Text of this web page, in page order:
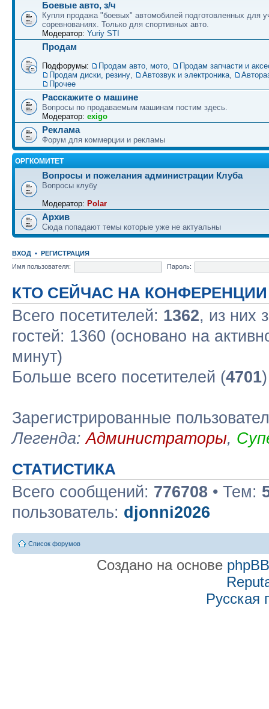
Боевые авто, з/ч
Купля продажа "боевых" автомобилей подготовленных для
соревнованиях. Только для спортивных авто.
Модератор: Yuriy STI
Продам
Подфорумы: Продам авто, мото,
Продам запчасти и
Продам диски, резину, Автозвук и электроника,
Прочее
Расскажите о машине
Вопросы по продаваемым машинам постим здесь.
Модератор: exigo
Реклама
Форум для коммерции и рекламы
ОРГКОМИТЕТ
Вопросы и пожелания администрации Клуба
Вопросы клубу
Модератор: Polar
Архив
Сюда попадают темы которые уже не актуальны
ВХОД • РЕГИСТРАЦИЯ
Имя пользователя:
Пароль:
КТО СЕЙЧАС НА КОНФЕРЕНЦИИ
Всего посетителей: 1362, из них
гостей: 1360 (основано на
минут)
Больше всего посетителей (4701
Зарегистрированные
Легенда:Администраторы,
СТАТИСТИКА
Всего сообщений: 776708 • Тем:
пользователь: djonni2026
Список форумов
Создано на основе phpBB
Русская